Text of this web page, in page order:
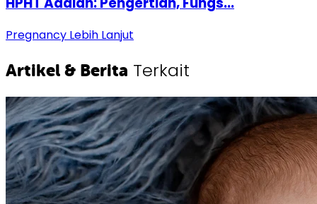
Pregnancy Lebih Lanjut
Artikel & Berita Terkait